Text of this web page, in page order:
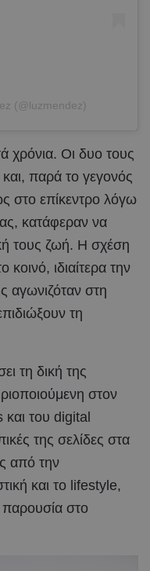
(@luzmendez)
χρόνια. Οι δυο τους
παρά το γεγονός
στο επίκεντρο λόγω
κατάφεραν να
τους ζωή. Η σχέση
ιδιαίτερα την
αγωνιζόταν στη
τη
τη δική της
στον
του digital
της σελίδες στα
από την
και το lifestyle,
παρουσία στο